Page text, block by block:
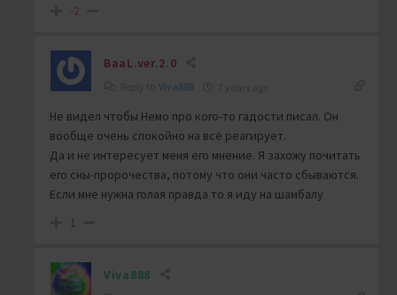
-2
BaaL.ver.2.0
Viva888
Не видел чтобы Немо про кого-то гадости писал. Он
вообще очень спокойно на всё реагирует.
Да и не интересует меня его мнение. Я захожу почитать
его сны-пророчества, потому что они часто сбываются.
Если мне нужна голая правда то я иду на шамбалу
1
Viva888